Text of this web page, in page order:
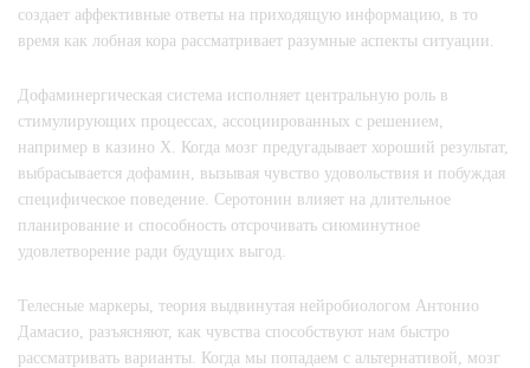
создает аффективные ответы на приходящую информацию, в то
время как лобная кора рассматривает разумные аспекты ситуации.
Дофаминергическая система исполняет центральную роль в
стимулирующих процессах, ассоциированных с решением,
например в казино Х. Когда мозг предугадывает хороший результат,
выбрасывается дофамин, вызывая чувство удовольствия и побуждая
специфическое поведение. Серотонин влияет на длительное
планирование и способность отсрочивать сиюминутное
удовлетворение ради будущих выгод.
Телесные маркеры, теория выдвинутая нейробиологом Антонио
Дамасио, разъясняют, как чувства способствуют нам быстро
рассматривать варианты. Когда мы попадаем с альтернативой, мозг